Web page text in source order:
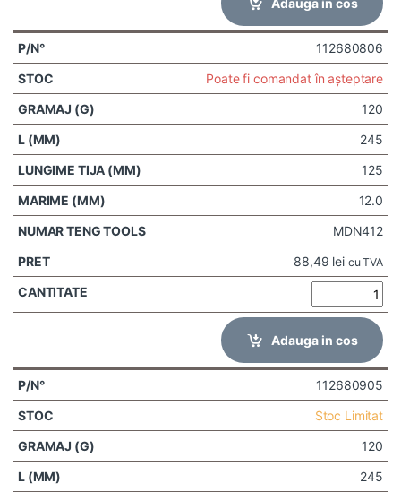
112680806
Poate fi comandat în așteptare
120
245
125
12.0
MDN412
88,49 lei cu TVA
Adauga in cos
112680905
Stoc Limitat
120
245